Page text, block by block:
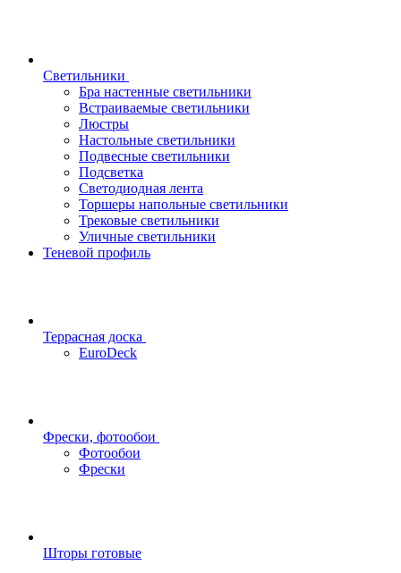
Светильники
Бра настенные светильники
Встраиваемые светильники
Люстры
Настольные светильники
Подвесные светильники
Подсветка
Светодиодная лента
Торшеры напольные светильники
Трековые светильники
Уличные светильники
Теневой профиль
Террасная доска
EuroDeck
Фрески, фотообои
Фотообои
Фрески
Шторы готовые